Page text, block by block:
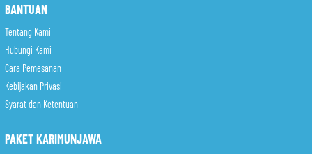
BANTUAN
Tentang Kami
Hubungi Kami
Cara Pemesanan
Kebijakan Privasi
Syarat dan Ketentuan
PAKET KARIMUNJAWA